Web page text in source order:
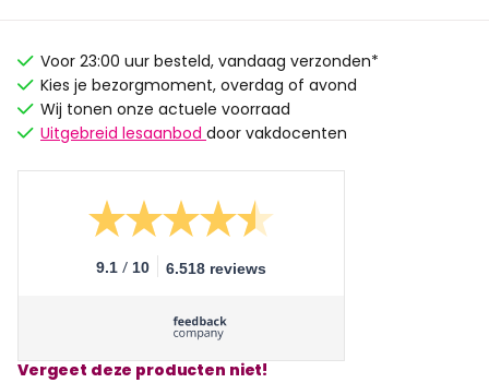
Voor 23:00 uur besteld, vandaag verzonden*
Kies je bezorgmoment, overdag of avond
Wij tonen onze actuele voorraad
Uitgebreid lesaanbod door vakdocenten
9.1 / 10 6.518 reviews
Vergeet deze producten niet!